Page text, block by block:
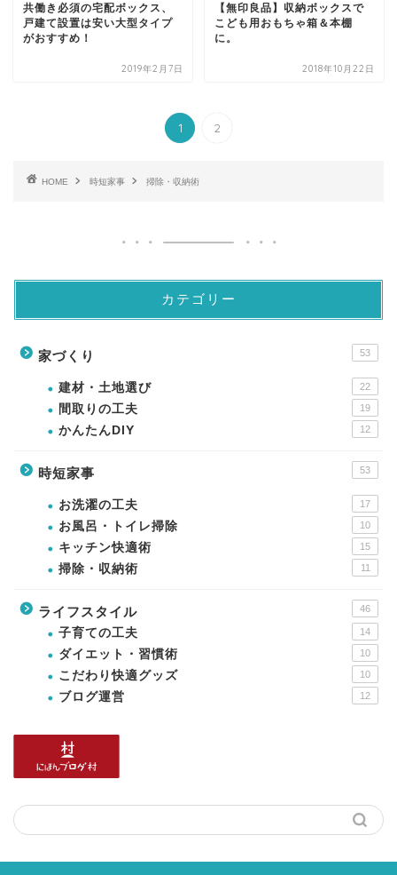
共働き必須の宅配ボックス、
戸建て設置は安い大型タイプ
がおすすめ！
2019年2月7日
【無印良品】収納ボックスで
こども用おもちゃ箱＆本棚
に。
2018年10月22日
1 2
HOME 時短家事 掃除・収納術
カテゴリー
家づくり 53
建材・土地選び 22
間取りの工夫 19
かんたんDIY 12
時短家事 53
お洗濯の工夫 17
お風呂・トイレ掃除 10
キッチン快適術 15
掃除・収納術 11
ライフスタイル 46
子育ての工夫 14
ダイエット・習慣術 10
こだわり快適グッズ 10
ブログ運営 12